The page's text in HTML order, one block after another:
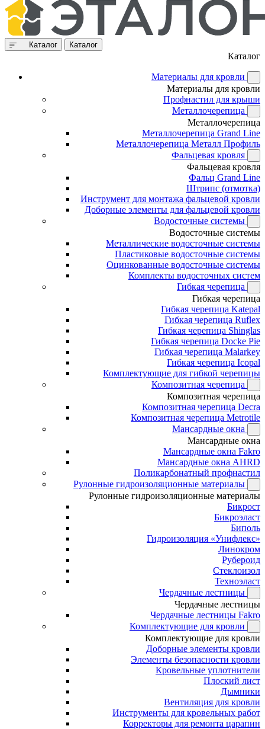
Каталог Каталог
Каталог
Материалы для кровли
Материалы для кровли
Профнастил для крыши
Металлочерепица
Металлочерепица
Металлочерепица Grand Line
Металлочерепица Металл Профиль
Фальцевая кровля
Фальцевая кровля
Фальц Grand Line
Штрипс (отмотка)
Инструмент для монтажа фальцевой кровли
Доборные элементы для фальцевой кровли
Водосточные системы
Водосточные системы
Металлические водосточные системы
Пластиковые водосточные системы
Оцинкованные водосточные системы
Комплекты водосточных систем
Гибкая черепица
Гибкая черепица
Гибкая черепица Katepal
Гибкая черепица Ruflex
Гибкая черепица Shinglas
Гибкая черепица Docke Pie
Гибкая черепица Malarkey
Гибкая черепица Icopal
Комплектующие для гибкой черепицы
Композитная черепица
Композитная черепица
Композитная черепица Decra
Композитная черепица Metrotile
Мансардные окна
Мансардные окна
Мансардные окна Fakro
Мансардные окна AHRD
Поликарбонатный профнастил
Рулонные гидроизоляционные материалы
Рулонные гидроизоляционные материалы
Бикрост
Бикроэласт
Биполь
Гидроизоляция «Унифлекс»
Линокром
Рубероид
Стеклоизол
Техноэласт
Чердачные лестницы
Чердачные лестницы
Чердачные лестницы Fakro
Комплектующие для кровли
Комплектующие для кровли
Доборные элементы кровли
Элементы безопасности кровли
Кровельные уплотнители
Плоский лист
Дымники
Вентиляция для кровли
Инструменты для кровельных работ
Корректоры для ремонта царапин